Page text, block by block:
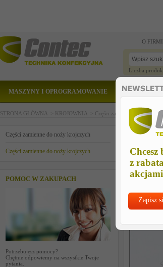
Chcesz
z
Zapisz
O
Liczba
MASZYNY I OPROGRAMOWANIE
STRONA GŁÓWNA > KROJOWNIA > Części zamienne do noży
Części zamienne do noży krojczych
Części zamienne do noży krojczych
POMOC W ZAKUPACH
Potrzebujesz pomocy?
Chętnie odpowiemy na wszystkie Twoje
pytania.
podkladka